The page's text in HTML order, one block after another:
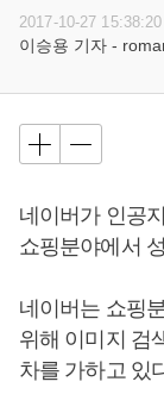
2017-10-27 15:38:20
이승용 기자 -
네이버가 인공
쇼핑분야에서
네이버는 쇼핑
위해 이미지 검
차를 가하고 있